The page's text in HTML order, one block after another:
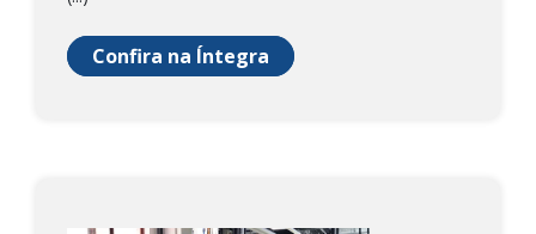
Confira na Íntegra